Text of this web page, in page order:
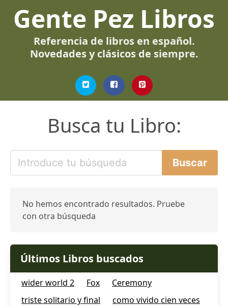
Gente Pez Libros
Referencia de libros en español.
Novedades y clásicos de siempre.
Busca tu Libro:
No hemos encontrado resultados. Pruebe
con otra búsqueda
Últimos Libros buscados
wider world 2 Fox
Ceremony
triste solitario y final
como vivido cien veces